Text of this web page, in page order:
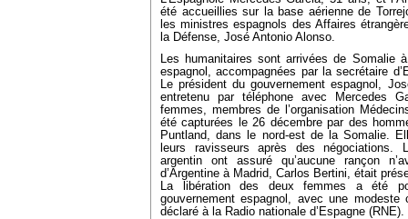
été accueillies sur la base aérienne de
les ministres espagnols des Affaires
la Défense, José Antonio Alonso.
Les humanitaires sont arrivées de Somalie
espagnol, accompagnées par la secrétaire
Le président du gouvernement espagnol,
entretenu par téléphone avec Mercedes
femmes, membres de l’organisation
été capturées le 26 décembre par des
Puntland, dans le nord-est de la Somalie.
leurs ravisseurs après des négociations.
argentin ont assuré qu’aucune rançon
d’Argentine à Madrid, Carlos Bertini, était
La libération des deux femmes a été
gouvernement espagnol, avec une
déclaré à la Radio nationale d’Espagne (RNE).